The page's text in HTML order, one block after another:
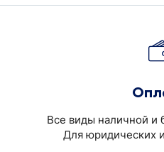
Все виды наличной и
Для юридических